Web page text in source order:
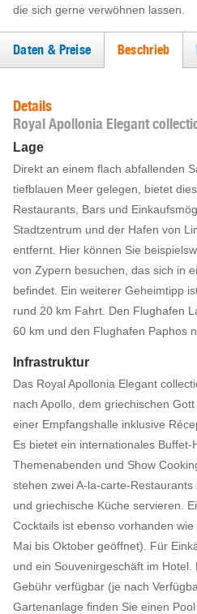
die sich gerne verwöhnen lassen.
Daten & Preise Beschrieb
Details
Royal Apollonia Elegant
Lage
Direkt an einem flach abfallenden
tiefblauen Meer gelegen, bietet
Restaurants, Bars und
Stadtzentrum und der Hafen von
entfernt. Hier können Sie
von Zypern besuchen, das sich in
befindet. Ein weiterer Geheimtipp
rund 20 km Fahrt. Den Flughafen
60 km und den Flughafen Paphos
Infrastruktur
Das Royal Apollonia Elegant
nach Apollo, dem griechischen
einer Empfangshalle inklusive
Es bietet ein internationales
Themenabenden und Show
stehen zwei A-la-carte-
und griechische Küche servieren.
Cocktails ist ebenso vorhanden
Mai bis Oktober geöffnet). Für
und ein Souvenirgeschäft im Hotel.
Gebühr verfügbar (je nach
Gartenanlage finden Sie einen